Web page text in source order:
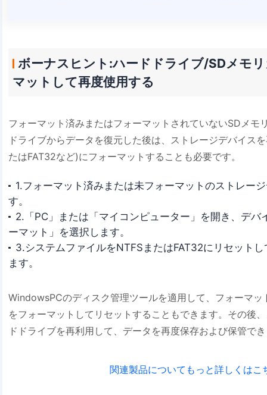
ボーナスヒント:ハードドライブ/SDメモ
マットして再度使用する
フォーマット済みまたはフォーマットされていないSDメモ
ドライブからデータを復元した後は、ストレージデバイス
たはFAT32など)にフォーマットすることも必要です。
1.フォーマット済みまたは未フォーマットのストレー
す。
2.「PC」または「マイコンピューター」を開き、デバ
ーマット」を選択します。
3.システムファイルをNTFSまたはFAT32にリセット
ます。
WindowsPCのディスク管理ツールを適用して、フォーマ
をフォーマットしてリセットすることもできます。その後
ドドライブを再利用して、データを再度保存および保管で
関連製品についてもっと詳しくはこ